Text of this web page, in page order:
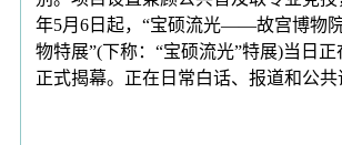
年5月6日起，“宝硕流光——故宫博物
物特展”(下称：“宝硕流光”特展)当日
正式揭幕。正在日常白话、报道和公共